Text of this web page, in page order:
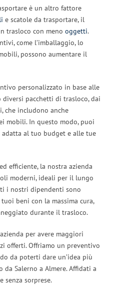
è un altro fattore
e scatole da trasportare, il
trasloco con meno oggetti.
come l’imballaggio, lo
possono aumentare il
personalizzato in base alle
diversi pacchetti di trasloco, dai
che includono anche
mobili. In questo modo, puoi
adatta al tuo budget e alle tue
efficiente, la nostra azienda
moderni, ideali per il lungo
i nostri dipendenti sono
beni con la massima cura,
durante il trasloco.
per avere maggiori
offerti. Offriamo un preventivo
da poterti dare un’idea più
Salerno a Almere. Affidati a
senza sorprese.